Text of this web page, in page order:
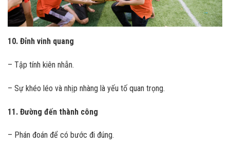
10. Đỉnh vinh quang
– Tập tính kiên nhẫn.
– Sự khéo léo và nhịp nhàng là yếu tố quan trọng.
11. Đường đến thành công
– Phán đoán để có bước đi đúng.